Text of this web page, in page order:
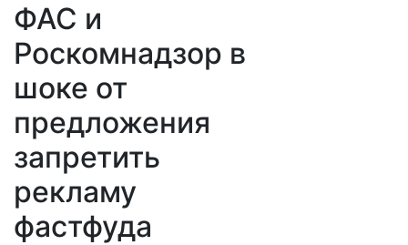
ФАС и
Роскомнадзор в
шоке от
предложения
запретить
рекламу
фастфуда